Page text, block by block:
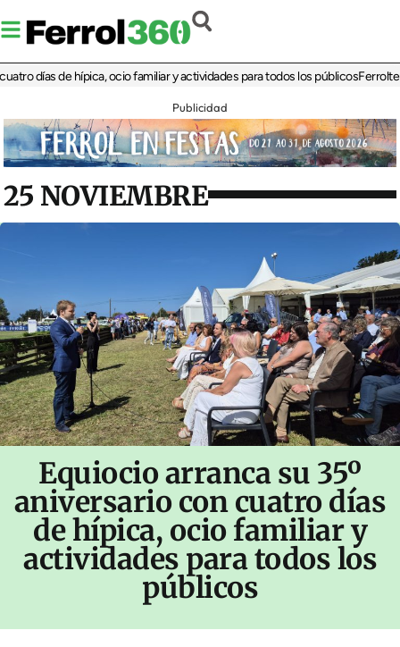
de hípica, ocio familiar y actividades para todos los públicosFerrolterra
Publicidad
25 NOVIEMBRE
Equiocio arranca su 35º
aniversario con cuatro días
de hípica, ocio familiar y
actividades para todos los
públicos